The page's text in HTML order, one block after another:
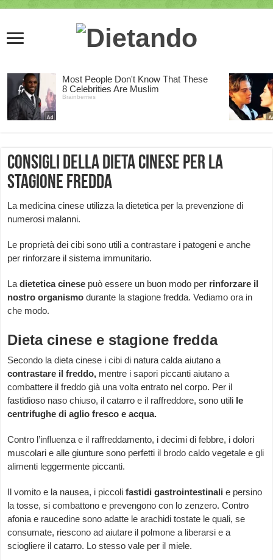
Consigli della dieta cinese per la
stagione fredda
La medicina cinese utilizza la dietetica per la prevenzione di
numerosi malanni.
Le proprietà dei cibi sono utili a contrastare i patogeni e anche
per rinforzare il sistema immunitario.
Ladietetica cinese può essere un buon modo per rinforzare il
nostro organismo durante la stagione fredda. Vediamo ora in
che modo.
Dieta cinese e stagione fredda
Secondo la dieta cinese i cibi di natura calda aiutano a
contrastare il freddo, mentre i sapori piccanti aiutano a
combattere il freddo già una volta entrato nel corpo. Per il
fastidioso naso chiuso, il catarro e il raffreddore, sono utili le
centrifughe di aglio fresco e acqua.
Contro l’influenza e il raffreddamento, i decimi di febbre, i dolori
muscolari e alle giunture sono perfetti il brodo caldo vegetale e gli
alimenti leggermente piccanti.
Il vomito e la nausea, i piccolifastidi gastrointestinali e persino
la tosse, si combattono e prevengono con lo zenzero. Contro
afonia e raucedine sono adatte le arachidi tostate le quali, se
consumate, riescono ad aiutare il polmone a liberarsi e a
sciogliere il catarro. Lo stesso vale per il miele.